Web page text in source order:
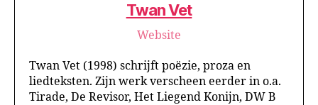
Twan Vet
Website
Twan Vet (1998) schrijft poëzie, proza en
liedteksten. Zijn werk verscheen eerder in o.a.
Tirade, De Revisor, Het Liegend Konijn, DW B